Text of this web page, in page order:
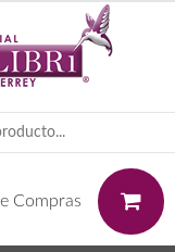
Compras